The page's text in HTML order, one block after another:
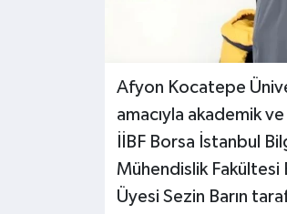
Afyon Kocatepe
amacıyla akademik
İİBF Borsa İstanbul
Mühendislik
Üyesi Sezin Barın